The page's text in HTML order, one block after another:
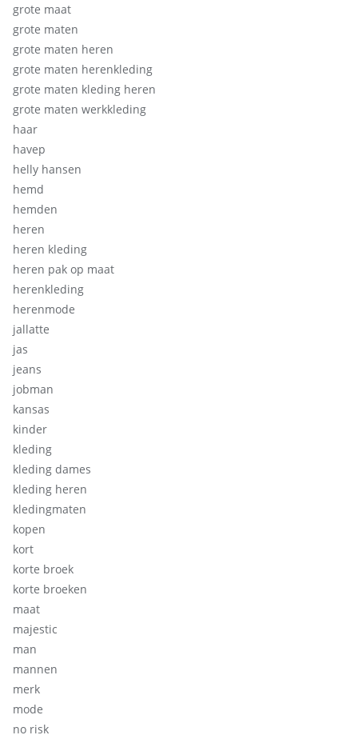
grote maat
grote maten
grote maten heren
grote maten herenkleding
grote maten kleding heren
grote maten werkkleding
haar
havep
helly hansen
hemd
hemden
heren
heren kleding
heren pak op maat
herenkleding
herenmode
jallatte
jas
jeans
jobman
kansas
kinder
kleding
kleding dames
kleding heren
kledingmaten
kopen
kort
korte broek
korte broeken
maat
majestic
man
mannen
merk
mode
no risk